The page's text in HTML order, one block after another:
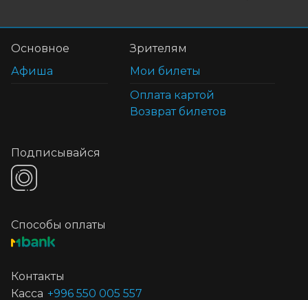
Основное
Афиша
Зрителям
Мои билеты
Оплата картой
Возврат билетов
Подписывайся
Способы оплаты
Контакты
Касса +996 550 005 557